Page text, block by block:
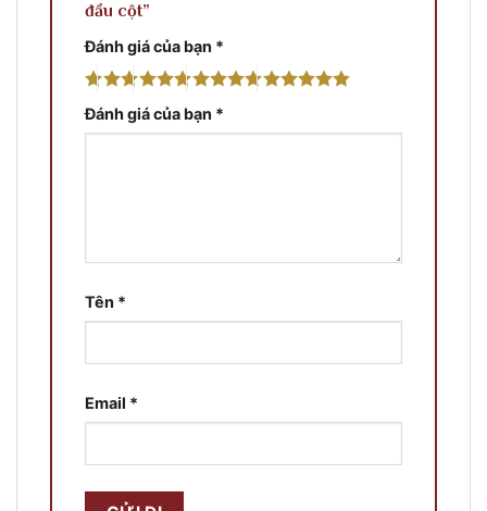
đầu cột”
Đánh giá của bạn *
Đánh giá của bạn *
Tên *
Email *